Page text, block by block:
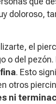
doloroso,
el
o del
fina. Esto
otros
ni